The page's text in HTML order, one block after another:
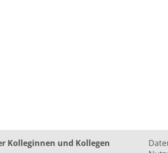
Kolleginnen und Kollegen